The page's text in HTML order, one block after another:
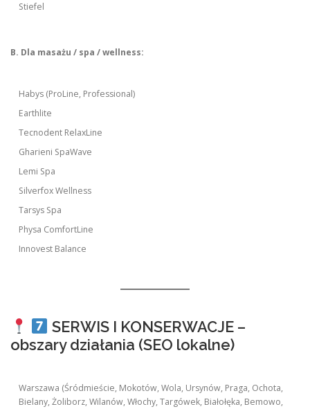
Stiefel
B. Dla masażu / spa / wellness:
Habys (ProLine, Professional)
Earthlite
Tecnodent RelaxLine
Gharieni SpaWave
Lemi Spa
Silverfox Wellness
Tarsys Spa
Physa ComfortLine
Innovest Balance
SERWIS I KONSERWACJE –
obszary działania (SEO lokalne)
Warszawa (Śródmieście, Mokotów, Wola, Ursynów, Praga, Ochota,
Bielany, Żoliborz, Wilanów, Włochy, Targówek, Białołęka, Bemowo,